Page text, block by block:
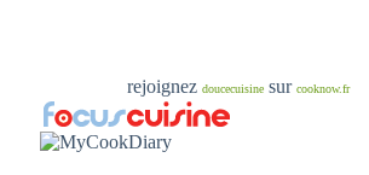
rejoignezdoucecuisine surcooknow.fr